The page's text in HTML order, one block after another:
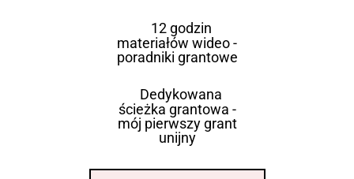
12 godzin
materiałów wideo -
poradniki grantowe
Dedykowana
ścieżka grantowa -
mój pierwszy grant
unijny